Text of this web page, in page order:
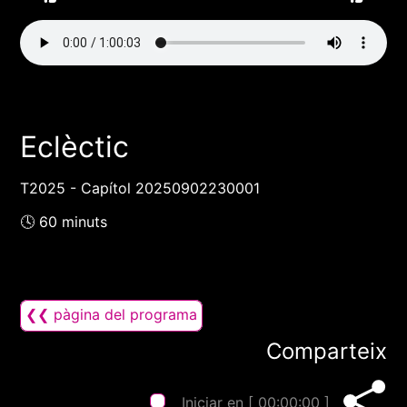
Eclèctic
T2025 - Capítol 20250902230001
🕓 60 minuts
❮❮ pàgina del programa
Comparteix
Iniciar en [ 00:00:00 ]